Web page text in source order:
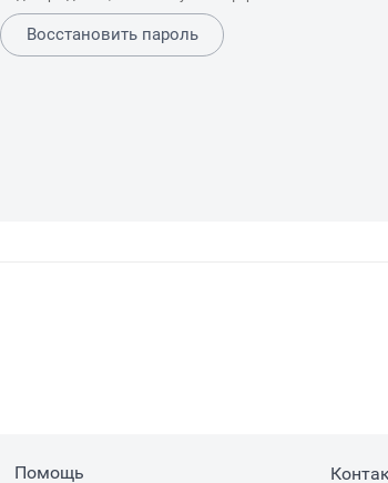
Восстановить пароль
Помощь